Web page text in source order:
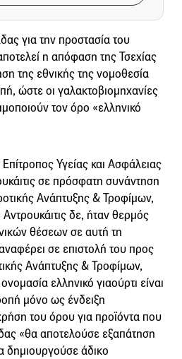
για την προστασία του
η απόφαση της Τσεχίας
της εθνικής της νομοθεσία
ώστε οι γαλακτοβιομηχανίες
τον όρο «ελληνικό
Υγείας και Ασφάλειας
σε πρόσφατη συνάντηση
Ανάπτυξης & Τροφίμων,
δε, ήταν θερμός
θέσεων σε αυτή τη
σε επιστολή του προς
Ανάπτυξης & Τροφίμων,
ελληνικό γιαούρτι είναι
μόνο ως ένδειξη
του όρου για προϊόντα που
«θα αποτελούσε εξαπάτηση
δημιουργούσε άδικο